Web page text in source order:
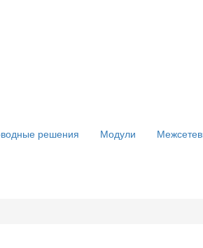
решения Модули